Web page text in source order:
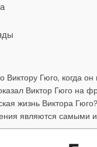
Виктору Гюго, когда он
Виктор Гюго на
жизнь Виктора Гюго?
являются самыми